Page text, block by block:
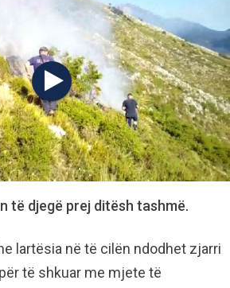
të djegë prej ditësh tashmë.
lartësia në të cilën ndodhet zjarri
të shkuar me mjete të